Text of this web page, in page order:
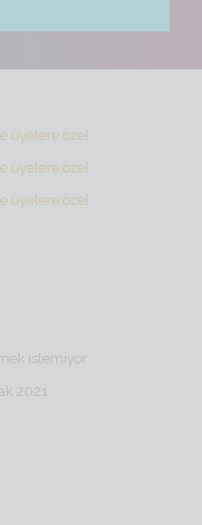
üyelere özel
üyelere özel
üyelere özel
istemiyor
2021